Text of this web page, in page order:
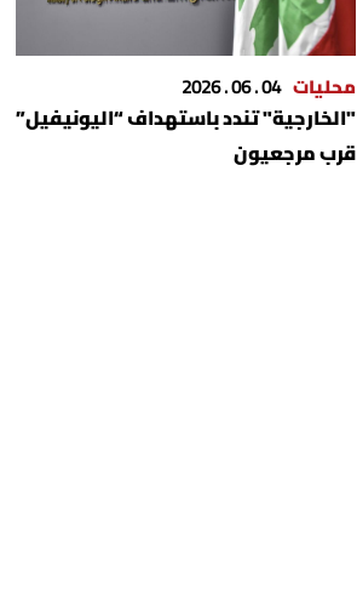
محليات 04 . 06 . 2026
"الخارجية" تندد باستهداف “اليونيفيل”
قرب مرجعيون